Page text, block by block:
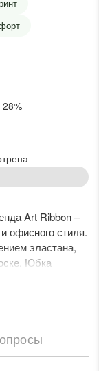
28%
Art Ribbon –
офисного стиля.
эластана,
Юбка
и
модницы.